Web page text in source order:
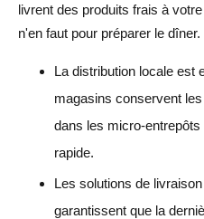
livrent des produits frais à
n'en faut pour préparer le dîner.
La distribution locale est
magasins conservent
dans les micro-
rapide.
Les solutions de
garantissent que la